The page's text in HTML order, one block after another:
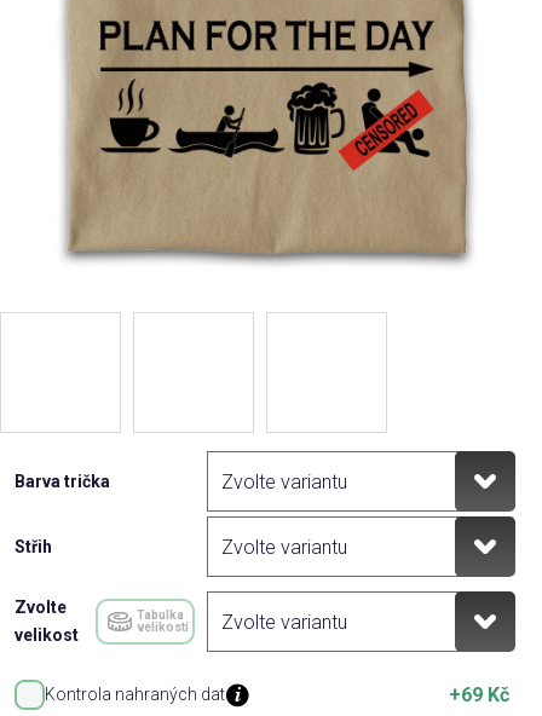
Kolekce
Barva trička
Střih
Zvolte
velikost
Tabulka
velikostí
Kontrola nahraných dat +69 Kč